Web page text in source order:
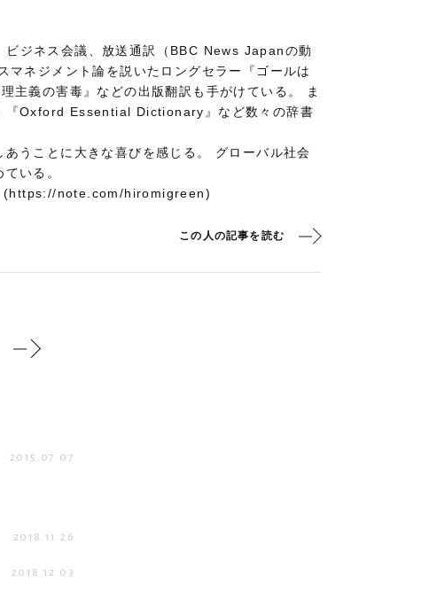
ジネス会議、放送通訳（BBC News Japanの動
ネジメント論を説いたロングセラー『ゴールは
主義の害毒』などの出版翻訳も手がけている。 ま
『Oxford Essential Dictionary』など数々の辞書
うことに大きな喜びを感じる。 グローバル社会
いる。
note.com/hiromigreen)
この人の記事を読む
2015.07.07
2018.11.26
2018.12.03